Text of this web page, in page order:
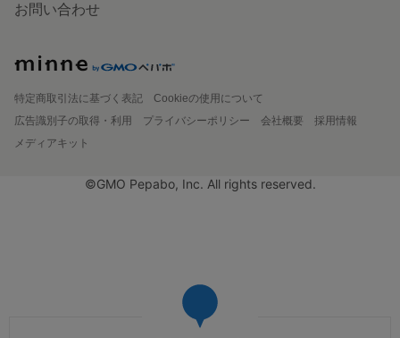
お問い合わせ
特定商取引法に基づく表記
Cookieの使用について
広告識別子の取得・利用
プライバシーポリシー 会社概要
採用情報
メディアキット
©GMO Pepabo, Inc. All rights reserved.